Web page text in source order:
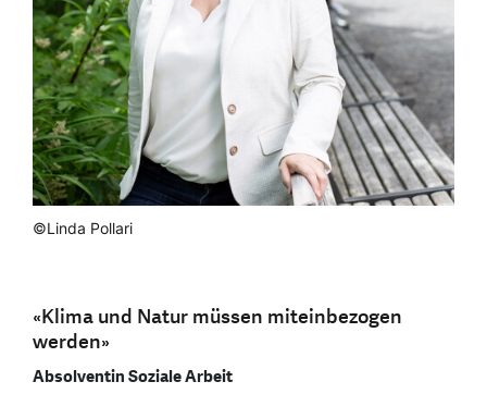
©Linda Pollari
«Klima und Natur müssen miteinbezogen
werden»
Absolventin Soziale Arbeit